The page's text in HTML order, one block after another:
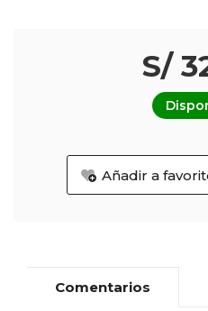
S/
Añadir a
Comentarios